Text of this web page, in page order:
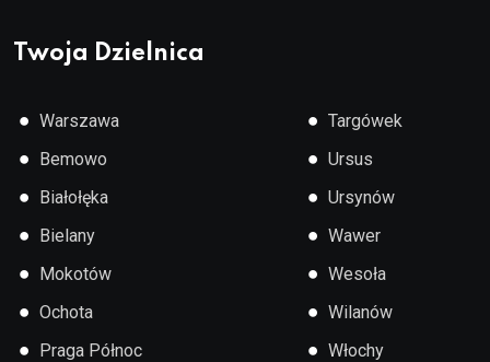
Twoja Dzielnica
● Warszawa
● Bemowo
● Białołęka
● Bielany
● Mokotów
● Ochota
● Praga Północ
● Targówek
● Ursus
● Ursynów
● Wawer
● Wesoła
● Wilanów
● Włochy